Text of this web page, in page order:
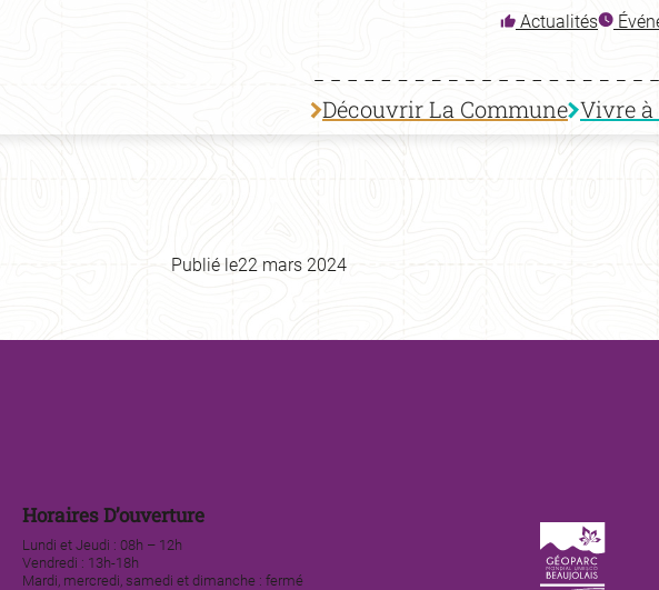
Actualités
Découvrir La Commune Vivre à
Publié le22 mars 2024
Horaires D’ouverture
Lundi et Jeudi : 08h – 12h
Vendredi : 13h-18h
Mardi, mercredi, samedi et dimanche : fermé